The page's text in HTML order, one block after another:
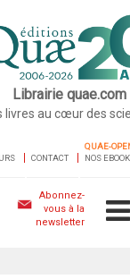
Librairie quae.com
livres au cœur des
CONTACT
QUAE-
NOS
Abonnez-
vous à la
newsletter